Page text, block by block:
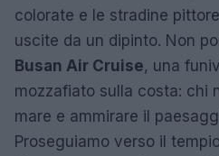
colorate e le stradine
uscite da un dipinto. Non
Busan Air Cruise, una
mozzafiato sulla costa: chi
mare e ammirare il
Proseguiamo verso il